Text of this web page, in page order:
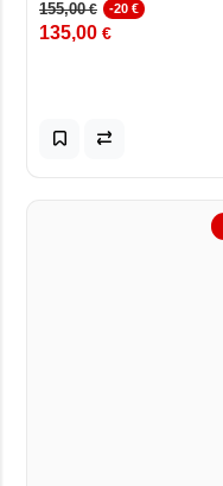
155,00€ -20 €
135,00 €